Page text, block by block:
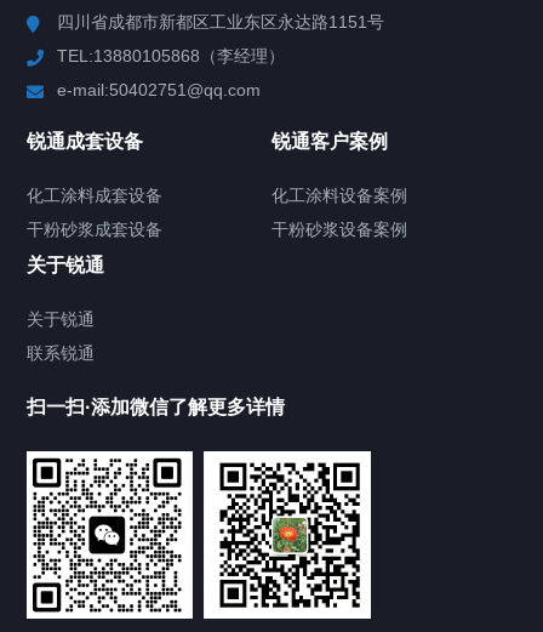
混合机
输送机
化工涂料设备
其他配套设备
四川省成都市新都区工业东区永达路1151号
TEL:13880105868（李经理）
e-mail:50402751@qq.com
锐通成套设备
化工涂料成套设备
干粉砂浆成套设备
锐通客户案例
化工涂料设备案例
干粉砂浆设备案例
关于锐通
关于锐通
联系锐通
扫一扫·添加微信了解更多详情